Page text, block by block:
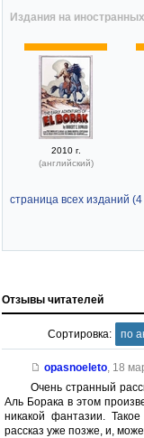
Издания на
2010 г.
(английский)
страница всех изданий
Отзывы читателей
Сортировка: по
opasnoeleto, 18
Очень странный
Аль Борака в этом
никакой фантазии.
рассказ уже позже, и,